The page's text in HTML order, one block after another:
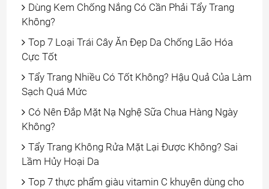
Dùng Kem Chống Nắng Có Cần Phải Tẩy Trang
Không?
Top 7 Loại Trái Cây Ăn Đẹp Da Chống Lão Hóa
Cực Tốt
Tẩy Trang Nhiều Có Tốt Không? Hậu Quả Của Làm
Sạch Quá Mức
Có Nên Đắp Mặt Nạ Nghệ Sữa Chua Hàng Ngày
Không?
Tẩy Trang Không Rửa Mặt Lại Được Không? Sai
Lầm Hủy Hoại Da
Top 7 thực phẩm giàu vitamin C khuyên dùng cho